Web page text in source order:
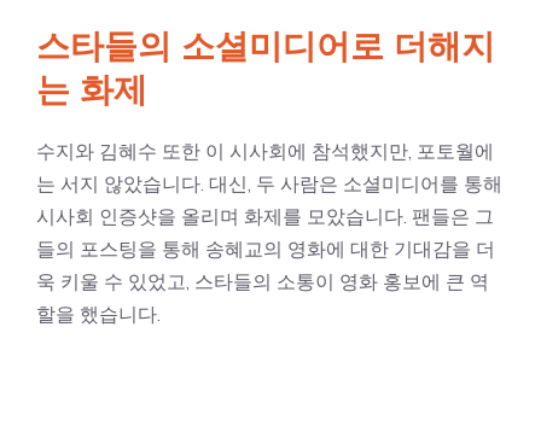
스타들의 소셜미디어로 더해지
는 화제
수지와 김혜수 또한 이 시사회에 참석했지만, 포토월에
는 서지 않았습니다. 대신, 두 사람은 소셜미디어를 통해
시사회 인증샷을 올리며 화제를 모았습니다. 팬들은 그
들의 포스팅을 통해 송혜교의 영화에 대한 기대감을 더
욱 키울 수 있었고, 스타들의 소통이 영화 홍보에 큰 역
할을 했습니다.